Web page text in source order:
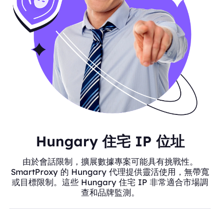
Hungary 住宅 IP 位址
由於會話限制，擴展數據專案可能具有挑戰性。
SmartProxy 的 Hungary 代理提供靈活使用，無帶寬
或目標限制。這些 Hungary 住宅 IP 非常適合市場調
查和品牌監測。